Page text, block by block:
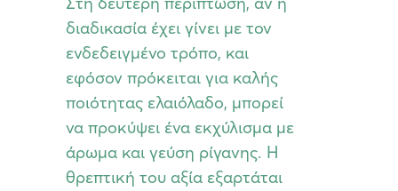
διαδικασία έχει γίνει με τον
ενδεδειγμένο τρόπο, και
εφόσον πρόκειται για καλής
ποιότητας ελαιόλαδο, μπορεί
να προκύψει ένα εκχύλισμα με
άρωμα και γεύση ρίγανης. Η
θρεπτική του αξία εξαρτάται